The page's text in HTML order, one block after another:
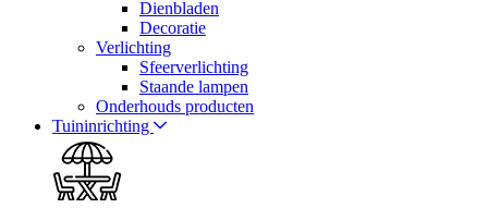
Dienbladen
Decoratie
Verlichting
Sfeerverlichting
Staande lampen
Onderhouds producten
Tuininrichting